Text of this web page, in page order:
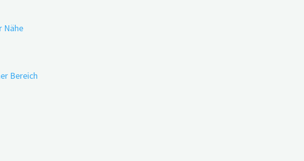
Nähe
Bereich
aus der Umgebung kann das Risiko steigern, im Alter eine Demenz zu
Chicago.